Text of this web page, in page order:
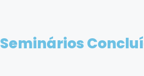
Seminários